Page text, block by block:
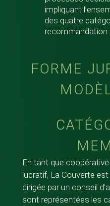
impliquant
des quatre
recommandation
FORME
En tant que
lucratif, La Couverte
dirigée par un conseil
sont représentées les